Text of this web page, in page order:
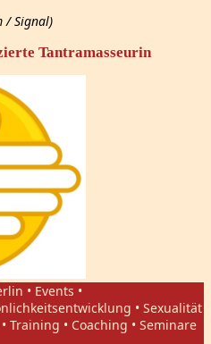
/ Signal)
Tantramasseurin
• Events •
• Sexualität
Training • Coaching • Seminare